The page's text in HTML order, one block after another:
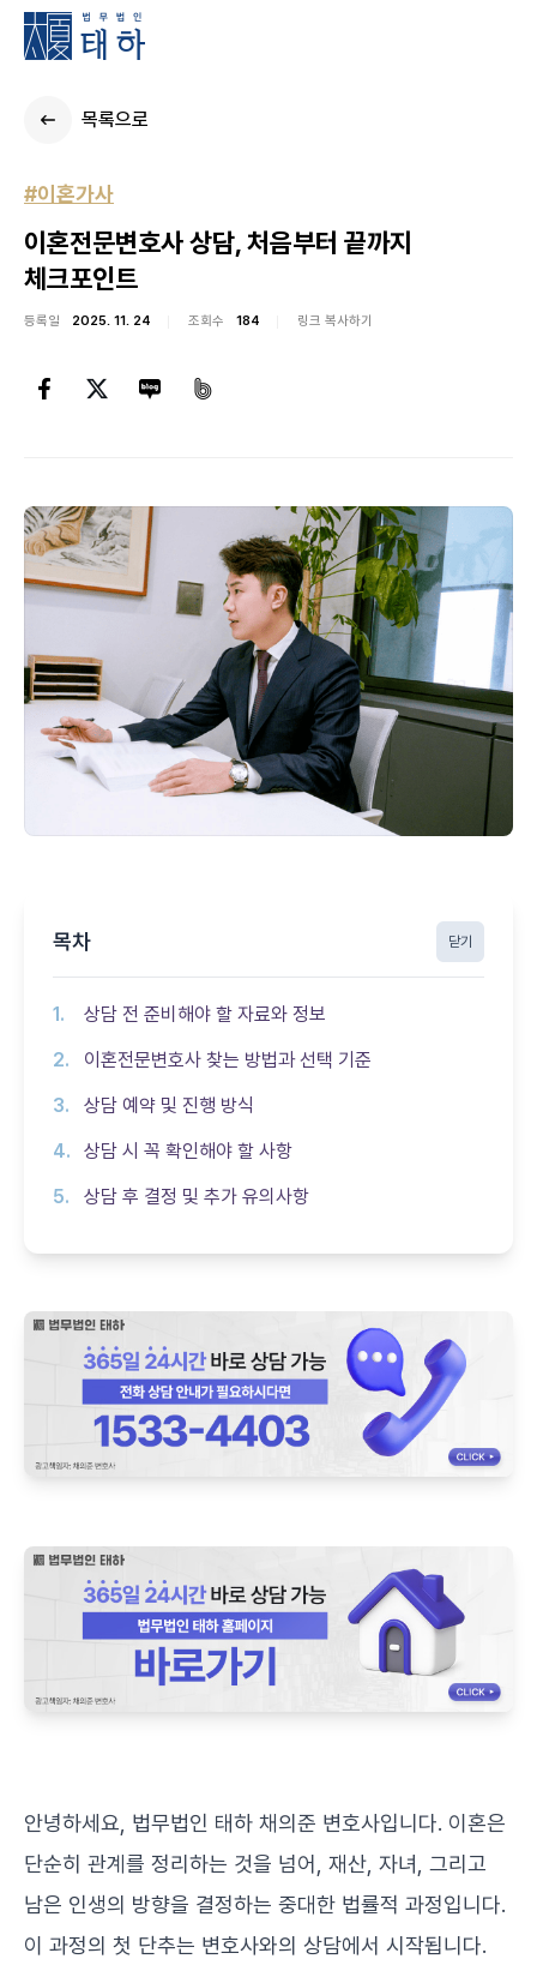
목록으로
#이혼가사
이혼전문변호사 상담, 처음부터 끝까지
체크포인트
등록일 2025. 11. 24 조회수 184 링크 복사하기
목차 닫기
상담 전 준비해야 할 자료와 정보
이혼전문변호사 찾는 방법과 선택 기준
상담 예약 및 진행 방식
상담 시 꼭 확인해야 할 사항
상담 후 결정 및 추가 유의사항
안녕하세요, 법무법인 태하 채의준 변호사입니다. 이혼은
단순히 관계를 정리하는 것을 넘어, 재산, 자녀, 그리고
남은 인생의 방향을 결정하는 중대한 법률적 과정입니다.
이 과정의 첫 단추는 변호사와의 상담에서 시작됩니다.